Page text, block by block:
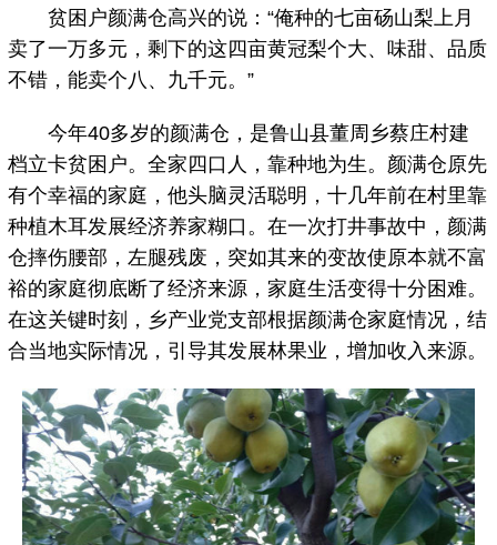
贫困户颜满仓高兴的说：“俺种的七亩砀山梨上月
卖了一万多元，剩下的这四亩黄冠梨个大、味甜、品质
不错，能卖个八、九千元。”
今年40多岁的颜满仓，是鲁山县董周乡蔡庄村建
档立卡贫困户。全家四口人，靠种地为生。颜满仓原先
有个幸福的家庭，他头脑灵活聪明，十几年前在村里靠
种植木耳发展经济养家糊口。在一次打井事故中，颜满
仓摔伤腰部，左腿残废，突如其来的变故使原本就不富
裕的家庭彻底断了经济来源，家庭生活变得十分困难。
在这关键时刻，乡产业党支部根据颜满仓家庭情况，结
合当地实际情况，引导其发展林果业，增加收入来源。